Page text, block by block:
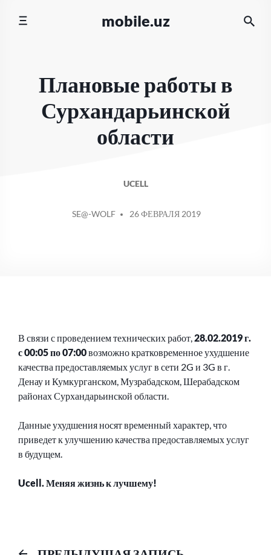
mobile.uz
Плановые работы в
Сурхандарьинской
области
UCELL
ОТ
SE@-WOLF 26 ФЕВРАЛЯ 2019
В связи с проведением технических работ,28.02.2019 г.
с 00:05 по 07:00возможно кратковременное ухудшение
качества предоставляемых услуг в сети 2G и 3G в г.
Денау и Кумкурганском, Музрабадском, Шерабадском
районах Сурхандарьинской области.
Данные ухудшения носят временный характер, что
приведет к улучшению качества предоставляемых услуг
в будущем.
Ucell. Меняя жизнь к лучшему!
Предыдущий